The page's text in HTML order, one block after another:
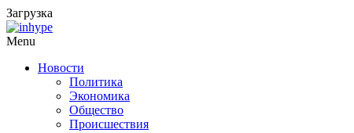
Загрузка
Menu
Новости
Политика
Экономика
Общество
Происшествия